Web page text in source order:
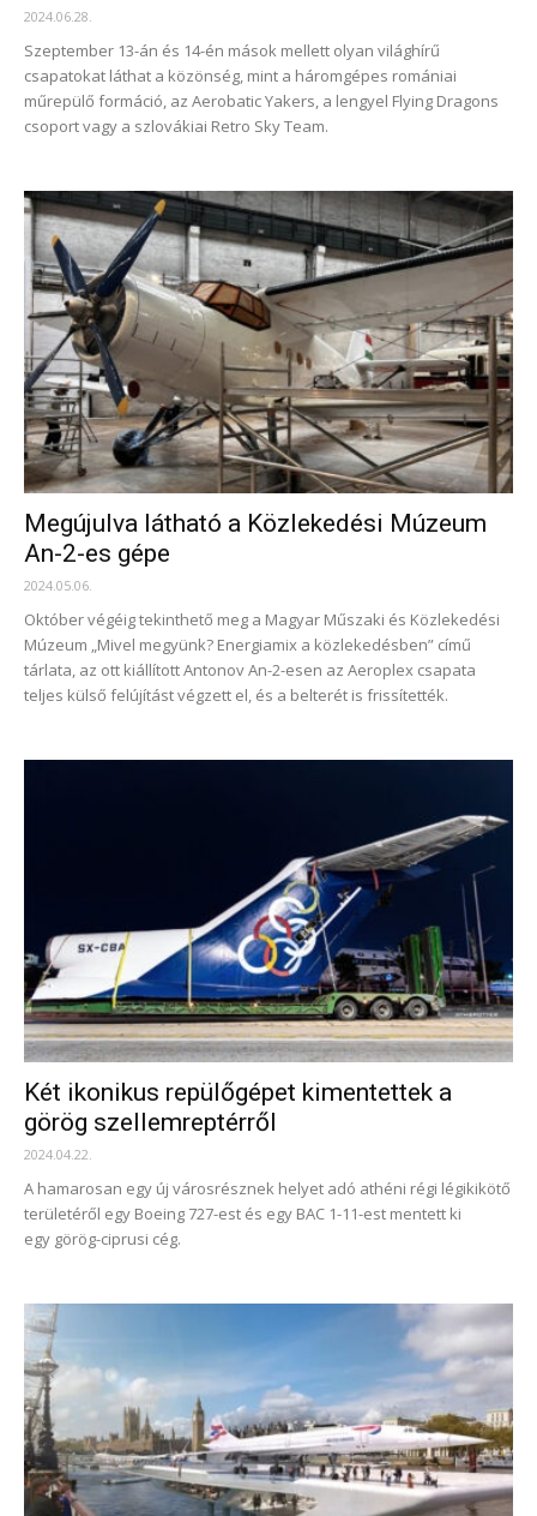
2024.06.28.
Szeptember 13-án és 14-én mások mellett olyan világhírű
csapatokat láthat a közönség, mint a háromgépes romániai
műrepülő formáció, az Aerobatic Yakers, a lengyel Flying Dragons
csoport vagy a szlovákiai Retro Sky Team.
Megújulva látható a Közlekedési Múzeum
An-2-es gépe
2024.05.06.
Október végéig tekinthető meg a Magyar Műszaki és Közlekedési
Múzeum „Mivel megyünk? Energiamix a közlekedésben” című
tárlata, az ott kiállított Antonov An-2-esen az Aeroplex csapata
teljes külső felújítást végzett el, és a belterét is frissítették.
Két ikonikus repülőgépet kimentettek a
görög szellemreptérről
2024.04.22.
A hamarosan egy új városrésznek helyet adó athéni régi légikikötő
területéről egy Boeing 727-est és egy BAC 1-11-est mentett ki
egy görög-ciprusi cég.